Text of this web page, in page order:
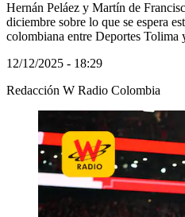
Hernán Peláez y Martín de
diciembre sobre lo que se espera
colombiana entre Deportes Tolima
12/12/2025 - 18:29
Redacción W Radio Colombia